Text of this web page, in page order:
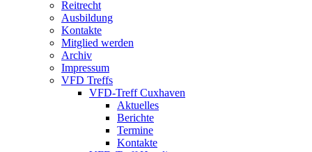
Reitrecht
Ausbildung
Kontakte
Mitglied werden
Archiv
Impressum
VFD Treffs
VFD-Treff Cuxhaven
Aktuelles
Berichte
Termine
Kontakte